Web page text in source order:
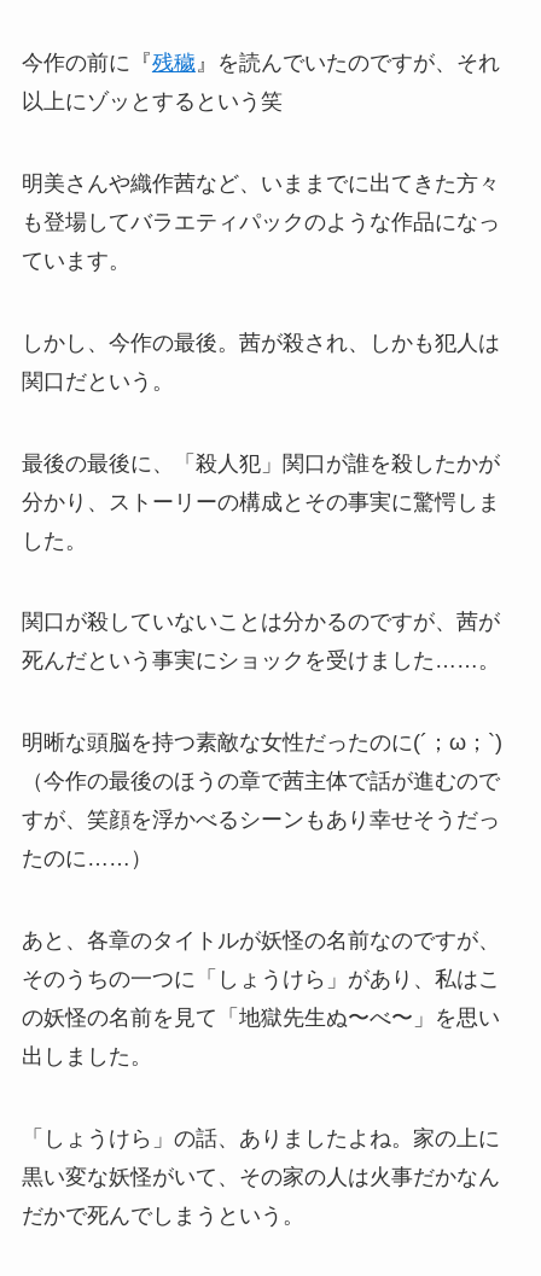
今作の前に『残穢』を読んでいたのですが、それ
以上にゾッとするという笑
明美さんや織作茜など、いままでに出てきた方々
も登場してバラエティパックのような作品になっ
ています。
しかし、今作の最後。茜が殺され、しかも犯人は
関口だという。
最後の最後に、「殺人犯」関口が誰を殺したかが
分かり、ストーリーの構成とその事実に驚愕しま
した。
関口が殺していないことは分かるのですが、茜が
死んだという事実にショックを受けました……。
明晰な頭脳を持つ素敵な女性だったのに(´；ω；`)
（今作の最後のほうの章で茜主体で話が進むので
すが、笑顔を浮かべるシーンもあり幸せそうだっ
たのに……）
あと、各章のタイトルが妖怪の名前なのですが、
そのうちの一つに「しょうけら」があり、私はこ
の妖怪の名前を見て「地獄先生ぬ〜べ〜」を思い
出しました。
「しょうけら」の話、ありましたよね。家の上に
黒い変な妖怪がいて、その家の人は火事だかなん
だかで死んでしまうという。